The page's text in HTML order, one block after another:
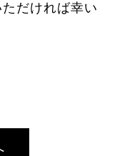
だければ幸い